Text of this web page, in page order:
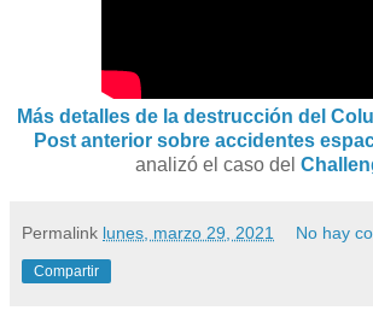
Más detalles de la destrucción del
Post anterior sobre accidentes
analizó el caso del
Permalink lunes, marzo 29, 2021 No hay
Compartir